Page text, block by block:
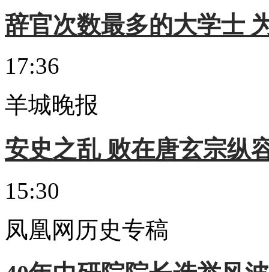
辞官次数最多的大学士
17:36
羊城晚报
安史之乱 败在唐玄宗纵
15:30
凤凰网历史专稿